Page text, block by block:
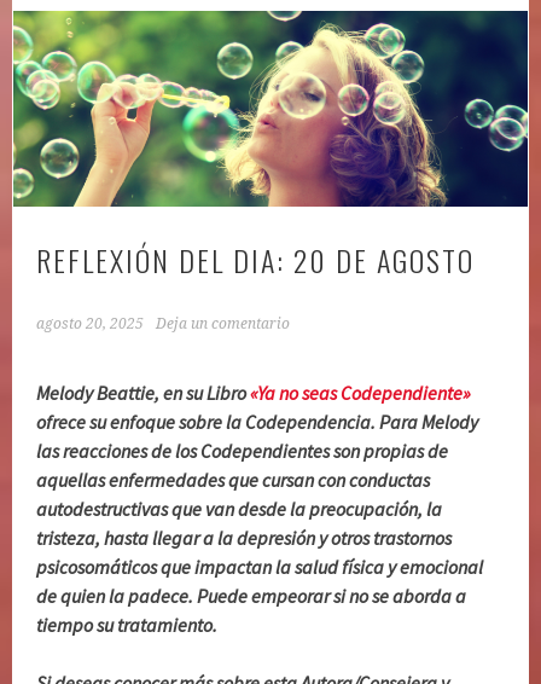
REFLEXIÓN DEL DIA: 20 DE AGOSTO
agosto 20, 2025 Deja un comentario
Melody Beattie, en su Libro«Ya no seas Codependiente»
ofrece su enfoque sobre la Codependencia. Para Melody
las reacciones de los Codependientes son propias de
aquellas enfermedades que cursan con conductas
autodestructivas que van desde la preocupación, la
tristeza, hasta llegar a la depresión y otros trastornos
psicosomáticos que impactan la salud física y emocional
de quien la padece. Puede empeorar si no se aborda a
tiempo su tratamiento.